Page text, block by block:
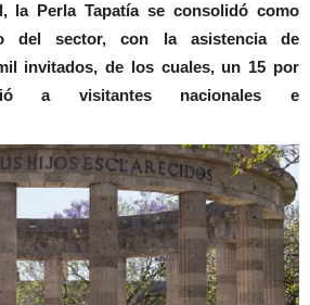
la Perla Tapatía se consolidó como
del sector, con la asistencia de
invitados, de los cuales, un 15 por
a visitantes nacionales e